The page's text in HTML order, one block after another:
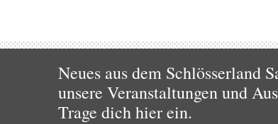
Neues aus dem Schlösserland
unsere Veranstaltungen und
Trage dich hier ein.